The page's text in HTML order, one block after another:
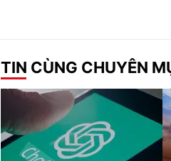
TIN CÙNG CHUYÊN